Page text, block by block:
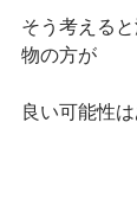
そう考える
物の方が
良い可能性